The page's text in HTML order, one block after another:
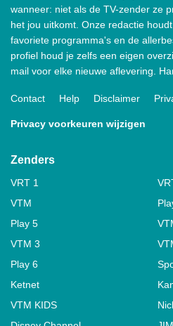
wanneer: niet als de TV-zender ze
het jou uitkomt. Onze redactie
favoriete programma's en de
profiel houd je zelfs een eigen
mail voor elke nieuwe aflevering.
Contact Help Disclaimer
Privacy voorkeuren wijzigen
Zenders
VRT 1
VTM
Play 5
VTM 3
Play 6
Ketnet
VTM KIDS